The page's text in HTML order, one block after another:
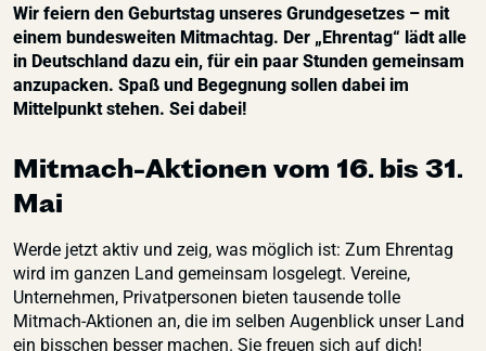
Wir feiern den Geburtstag unseres Grundgesetzes – mit
einem bundesweiten Mitmachtag. Der „Ehrentag“ lädt alle
in Deutschland dazu ein, für ein paar Stunden gemeinsam
anzupacken. Spaß und Begegnung sollen dabei im
Mittelpunkt stehen. Sei dabei!
Mitmach-Aktionen vom 16. bis 31.
Mai
Werde jetzt aktiv und zeig, was möglich ist: Zum Ehrentag
wird im ganzen Land gemeinsam losgelegt. Vereine,
Unternehmen, Privatpersonen bieten tausende tolle
Mitmach-Aktionen an, die im selben Augenblick unser Land
ein bisschen besser machen. Sie freuen sich auf dich!